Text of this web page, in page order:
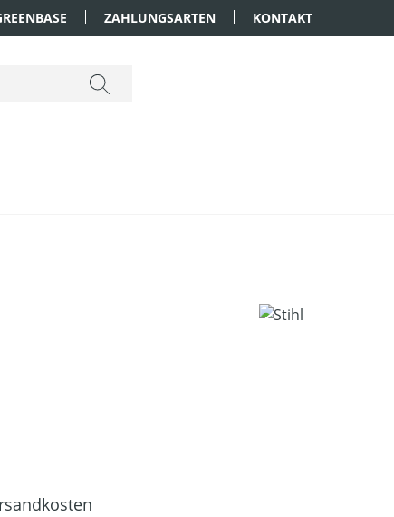
ZAHLUNGSARTEN KONTAKT